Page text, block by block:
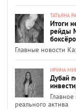
ТАТЬЯНА
Итоги
рейды
Главные новости
ИРИНА
Дубай
реального актива